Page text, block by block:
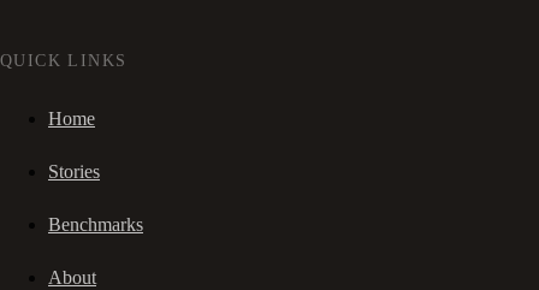
QUICK LINKS
Home
Stories
Benchmarks
About